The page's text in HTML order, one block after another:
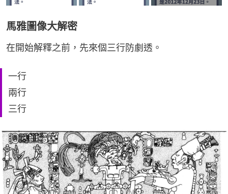
馬雅圖像大解密
在開始解釋之前，先來個三行防劇透。
一行
兩行
三行